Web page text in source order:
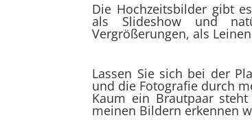
Die Hochzeitsbilder gibt
als Slideshow und
Vergrößerungen, als
Lassen Sie sich bei der
und die Fotografie durch
Kaum ein Brautpaar
meinen Bildern erkennen